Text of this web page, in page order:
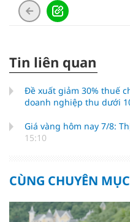
Tin liên quan
Đề xuất giảm 30% thuế
doanh nghiệp thu dưới
Giá vàng hôm nay 7/8:
15:10
CÙNG CHUYÊN MỤC